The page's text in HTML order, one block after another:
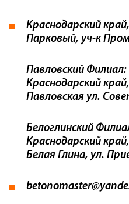
Краснодарский
Парковый, уч-к
Павловский Филиал:
Краснодарский
Павловская ул.
Белоглинский
Краснодарский
Белая Глина, ул.